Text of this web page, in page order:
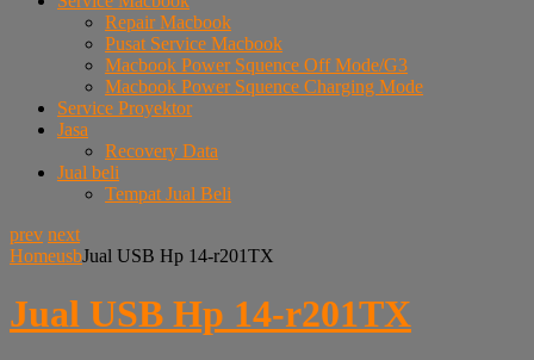
Repair Macbook
Pusat Service Macbook
Macbook Power Squence Off Mode/G3
Macbook Power Squence Charging Mode
Service Proyektor
Jasa
Recovery Data
Jual beli
Tempat Jual Beli
prev next
HomeusbJual USB Hp 14-r201TX
Jual USB Hp 14-r201TX